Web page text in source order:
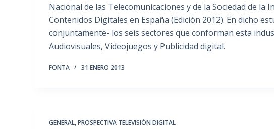
Nacional de las Telecomunicaciones y de la Sociedad de
Contenidos Digitales en España (Edición 2012). En dicho
conjuntamente- los seis sectores que conforman esta
Audiovisuales, Videojuegos y Publicidad digital.
FONTA 31 ENERO 2013
GENERAL,PROSPECTIVA TELEVISIÓN DIGITAL